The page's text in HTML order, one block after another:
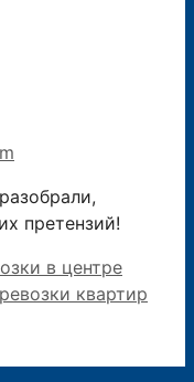
претензий!
в центре
квартир